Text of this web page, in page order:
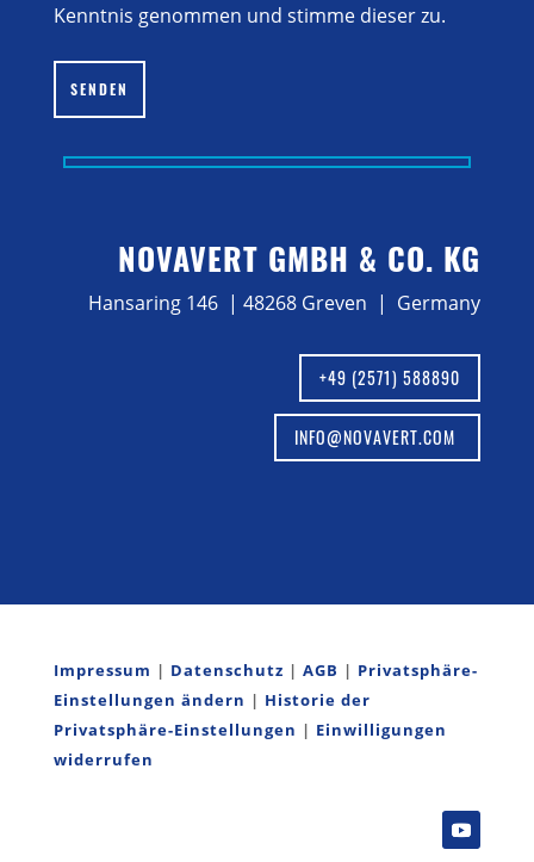
Kenntnis genommen und stimme dieser zu.
Bitte lasse dieses Feld leer.
SENDEN
NOVAVERT GMBH & CO. KG
Hansaring 146 | 48268 Greven | Germany
+49 (2571) 588890
INFO@NOVAVERT.COM
Impressum | Datenschutz | AGB | Privatsphäre-
Einstellungen ändern | Historie der
Privatsphäre-Einstellungen | Einwilligungen
widerrufen